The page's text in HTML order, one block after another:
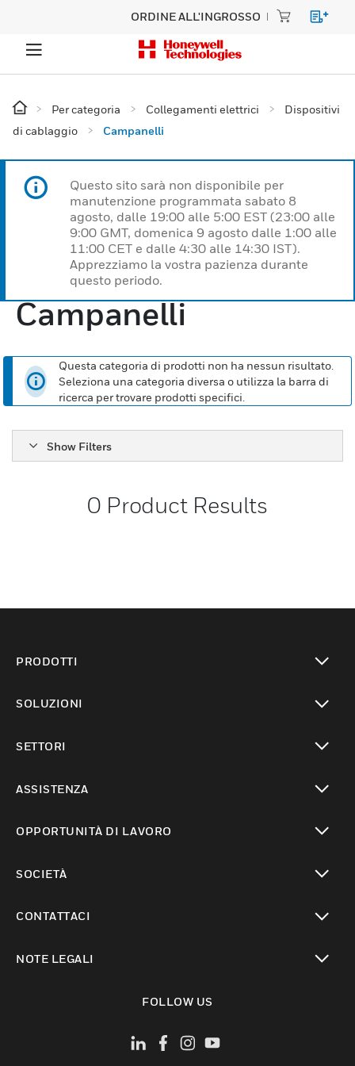
ORDINE ALL'INGROSSO
Per categoria Collegamenti elettrici
Dispositivi
di cablaggio
Campanelli
Questo sito sarà non disponibile per
manutenzione programmata sabato 8
agosto, dalle 19:00 alle 5:00 EST (23:00 alle
9:00 GMT, domenica 9 agosto dalle 1:00 alle
11:00 CET e dalle 4:30 alle 14:30 IST).
Apprezziamo la vostra pazienza durante
questo periodo.
Campanelli
Questa categoria di prodotti non ha nessun risultato.
Seleziona una categoria diversa o utilizza la barra di
ricerca per trovare prodotti specifici.
Show Filters
0 Product Results
PRODOTTI
SOLUZIONI
SETTORI
ASSISTENZA
OPPORTUNITÀ DI LAVORO
SOCIETÀ
CONTATTACI
NOTE LEGALI
FOLLOW US